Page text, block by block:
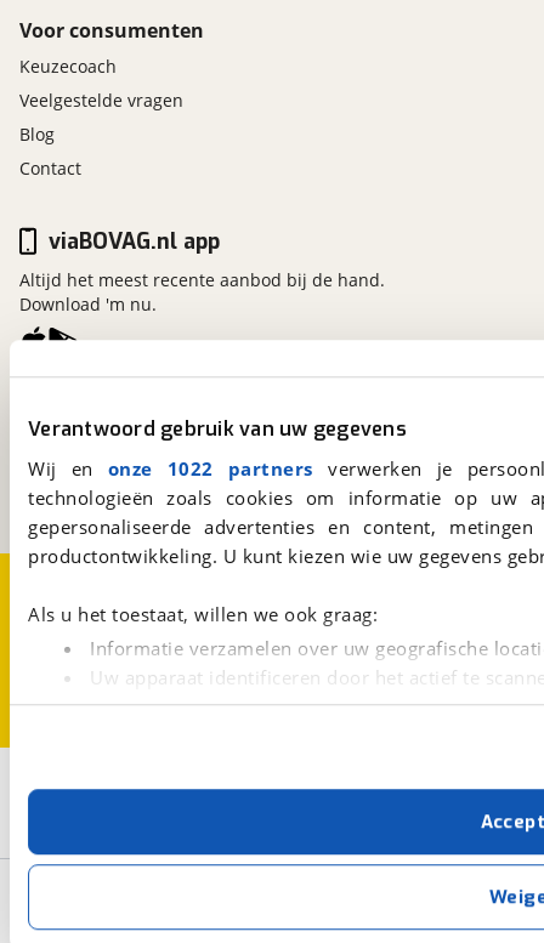
Verantwoord gebruik van uw gegevens
Wij en onze 1022 partners verwerken je
technologieën zoals cookies om informatie op
gepersonaliseerde advertenties en content,
productontwikkeling. U kunt kiezen wie uw gegevens
Als u het toestaat, willen we ook graag:
Informatie verzamelen over uw geografische
Uw apparaat identificeren door het actief te
Lees meer over hoe uw persoonlijke gegevens worden
Met cookies en vergelijkbare technieken zorgen we
cookies zorgen ervoor dat de website goed werkt.
verbeteren. We tonen je graag relevante advertenties
buiten onze website volgt – uiteraard op
. Als je weigert, plaatsen we alleen
Opslaan
Voor consumenten
Keuzecoach
Veelgestelde vragen
Blog
Contact
Kosterijland15
Een initiatief van
BOVAG
viaBOVAG.nl app
Altijd het meest recente aanbod bij de hand.
Download 'm nu.
Cookievoorkeuren
Vacatures